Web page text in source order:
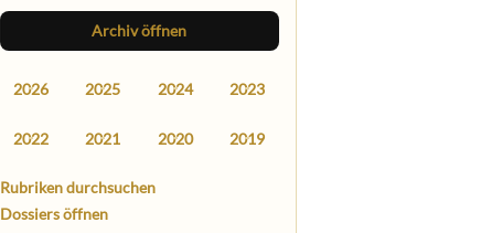
Archiv öffnen
2026 2025 2024 2023
2022 2021 2020 2019
Rubriken durchsuchen
Dossiers öffnen